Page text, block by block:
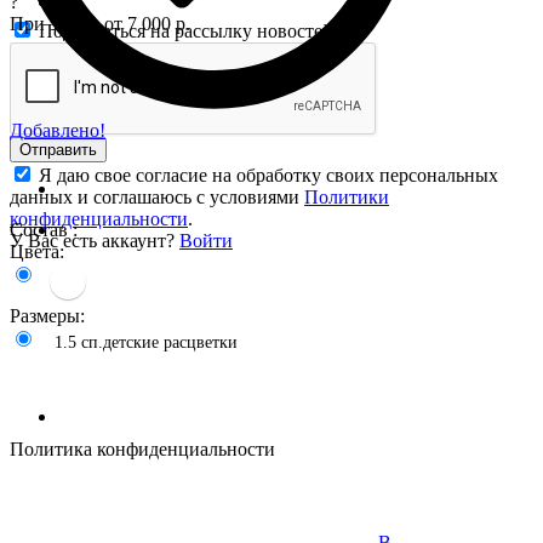
Добавлено!
Состав :
Цвета:
Размеры:
1.5 сп.детские расцветки
При заказе от 7 000 р.
Подписаться на рассылку новостей
Отправить
Я даю свое согласие на обработку своих персональных
данных и соглашаюсь с условиями Политики
конфиденциальности.
У Вас есть аккаунт? Войти
Политика конфиденциальности